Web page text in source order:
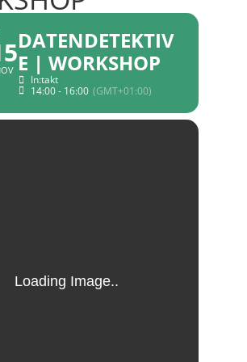
DATENDETEKTIV
E | WORKSHOP
In:takt
14:00 - 16:00 (GMT+01:00)